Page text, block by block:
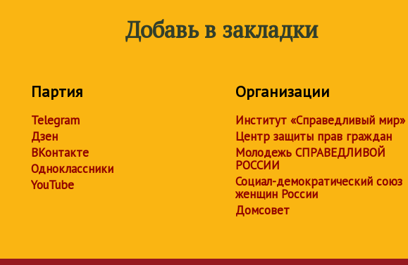
Добавь в закладки
Партия
Telegram
Дзен
ВКонтакте
Одноклассники
YouTube
Организации
Институт «Справедливый мир»
Центр защиты прав граждан
Молодежь СПРАВЕДЛИВОЙ
РОССИИ
Социал-демократический союз
женщин России
Домсовет